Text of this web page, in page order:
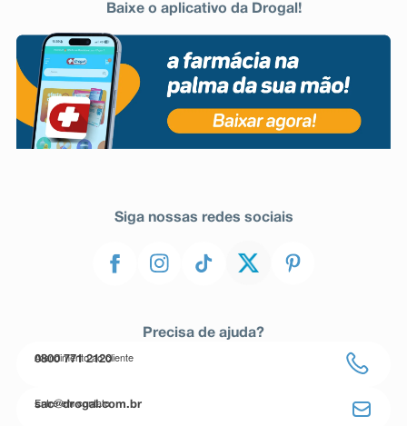
Baixe o aplicativo da Drogal!
Siga nossas redes sociais
Precisa de ajuda?
Atendimento ao cliente
0800 771 2120
Entre em contato
sac@drogal.com.br